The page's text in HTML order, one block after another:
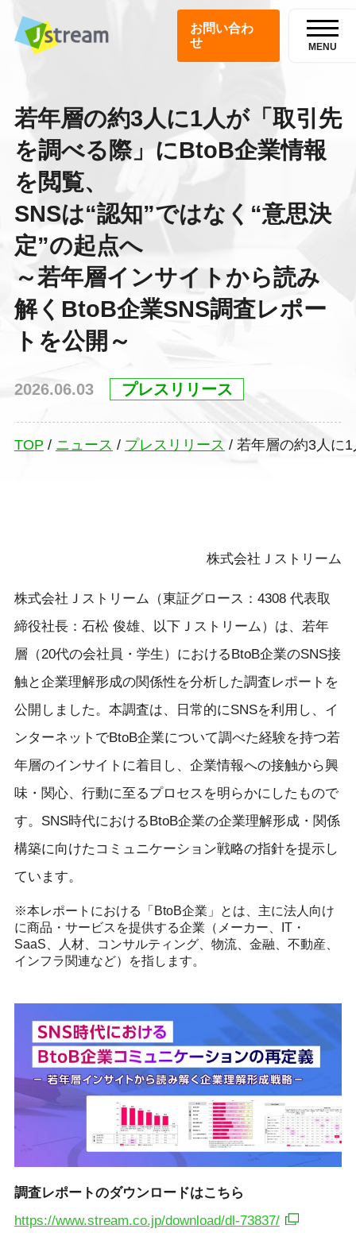
お問い合わ
せ
MENU
若年層の約3人に1人が「取引先
を調べる際」にBtoB企業情報
を閲覧、
SNSは“認知”ではなく“意思決
定”の起点へ
～若年層インサイトから読み
解くBtoB企業SNS調査レポー
トを公開～
2026.06.03 プレスリリース
TOP / ニュース / プレスリリース / 若年層の約3人に
株式会社Ｊストリーム
株式会社Ｊストリーム（東証グロース：4308 代表取
締役社長：石松 俊雄、以下Ｊストリーム）は、若年
層（20代の会社員・学生）におけるBtoB企業のSNS接
触と企業理解形成の関係性を分析した調査レポートを
公開しました。本調査は、日常的にSNSを利用し、イ
ンターネットでBtoB企業について調べた経験を持つ若
年層のインサイトに着目し、企業情報への接触から興
味・関心、行動に至るプロセスを明らかにしたもので
す。SNS時代におけるBtoB企業の企業理解形成・関係
構築に向けたコミュニケーション戦略の指針を提示し
ています。
※本レポートにおける「BtoB企業」とは、主に法人向け
に商品・サービスを提供する企業（メーカー、IT・
SaaS、人材、コンサルティング、物流、金融、不動産、
インフラ関連など）を指します。
調査レポートのダウンロードはこちら
https://www.stream.co.jp/download/dl-73837/